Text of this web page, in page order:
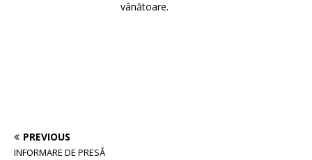
vânătoare.
PREVIOUS
INFORMARE DE PRESĂ